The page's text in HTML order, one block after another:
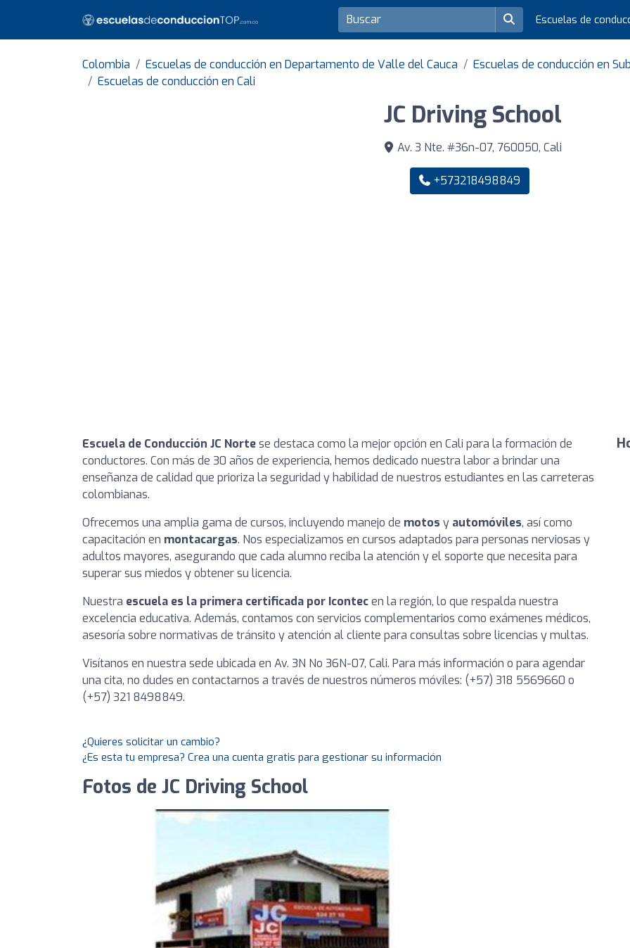
Escuelas de
Colombia Escuelas de conducción en Departamento de Valle del Cauca
Escuelas de conducción en
Escuelas de conducción en Cali
JC Driving School
Av. 3 Nte. #36n-07, 760050, Cali
+573218498849
Escuela de Conducción JC Nortese destaca como la mejor opción en Cali para la formación de
conductores. Con más de 30 años de experiencia, hemos dedicado nuestra labor a brindar una
enseñanza de calidad que prioriza la seguridad y habilidad de nuestros estudiantes en las carreteras
colombianas.
Ofrecemos una amplia gama de cursos, incluyendo manejo de motos y automóviles, así como
capacitación en montacargas. Nos especializamos en cursos adaptados para personas nerviosas y
adultos mayores, asegurando que cada alumno reciba la atención y el soporte que necesita para
superar sus miedos y obtener su licencia.
Nuestra escuela es la primera certificada por Icontecen la región, lo que respalda nuestra
excelencia educativa. Además, contamos con servicios complementarios como exámenes médicos,
asesoría sobre normativas de tránsito y atención al cliente para consultas sobre licencias y multas.
Visítanos en nuestra sede ubicada en Av. 3N No 36N-07, Cali. Para más información o para agendar
una cita, no dudes en contactarnos a través de nuestros números móviles: (+57) 318 5569660 o
(+57) 321 8498849.
¿Quieres solicitar un cambio?
¿Es esta tu empresa? Crea una cuenta gratis para gestionar su información
Fotos de JC Driving School